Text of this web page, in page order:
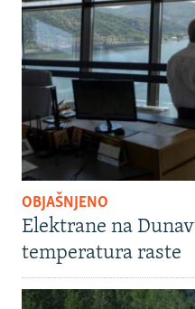
OBJAŠNJENO
Elektrane na
temperatura raste